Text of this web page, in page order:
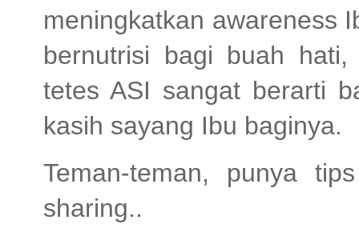
meningkatkan awareness
bernutrisi bagi buah
tetes ASI sangat berarti
kasih sayang Ibu baginya.
Teman-teman, punya
sharing..